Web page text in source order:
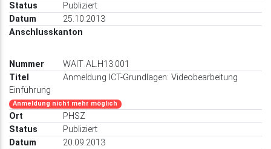
Publiziert
25.10.2013
WAIT AL.H13.001
Anmeldung ICT-Grundlagen: Videobearbeitung
Einführung
Anmeldung nicht mehr möglich
PHSZ
Publiziert
20.09.2013